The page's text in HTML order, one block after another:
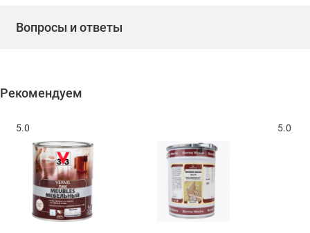
Вопросы и ответы
Рекомендуем
5.0 5.0